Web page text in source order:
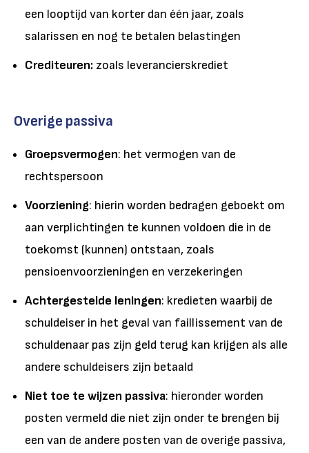
een looptijd van korter dan één jaar, zoals
salarissen en nog te betalen belastingen
Crediteuren:zoals leverancierskrediet
Overige passiva
Groepsvermogen: het vermogen van de
rechtspersoon
Voorziening: hierin worden bedragen geboekt om
aan verplichtingen te kunnen voldoen die in de
toekomst (kunnen) ontstaan, zoals
pensioenvoorzieningen en verzekeringen
Achtergestelde leningen: kredieten waarbij de
schuldeiser in het geval van faillissement van de
schuldenaar pas zijn geld terug kan krijgen als alle
andere schuldeisers zijn betaald
Niet toe te wijzen passiva: hieronder worden
posten vermeld die niet zijn onder te brengen bij
een van de andere posten van de overige passiva,